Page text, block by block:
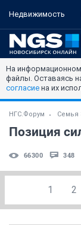
Недвижимость
На
файлы. Оставаясь
согласие на их
НГС.Форум Семья
Позиция
66300 348
1 2